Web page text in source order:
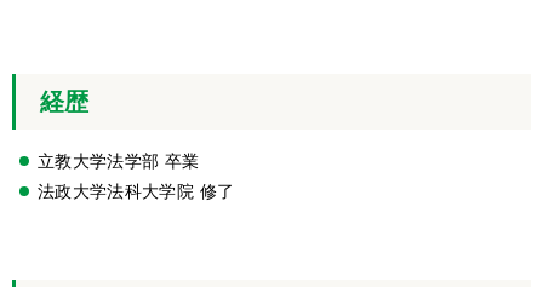
経歴
立教大学法学部 卒業
法政大学法科大学院 修了